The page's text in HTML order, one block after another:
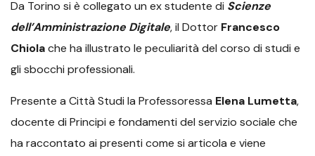
Da Torino si è collegato un ex studente di Scienze
dell’Amministrazione Digitale, il Dottor Francesco
Chiolache ha illustrato le peculiarità del corso di studi e
gli sbocchi professionali.
Presente a Città Studi la Professoressa Elena Lumetta,
docente di Principi e fondamenti del servizio sociale che
ha raccontato ai presenti come si articola e viene